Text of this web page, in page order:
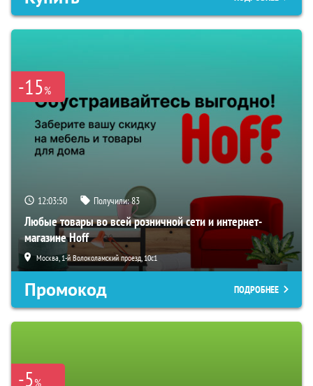
-15%
12:03:49 Получили:83
Любые товары во всей розничной сети и интернет-
магазине Hoff
Москва, 1-й Волоколамский проезд, 10с1
Промокод ПОДРОБНЕЕ
-5%